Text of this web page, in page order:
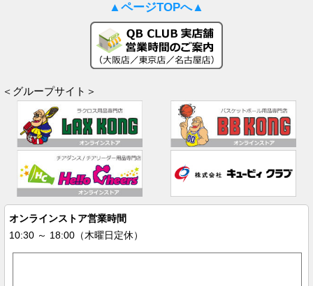
▲ページTOPへ▲
＜グループサイト＞
オンラインストア営業時間
10:30 ～ 18:00（木曜日定休）